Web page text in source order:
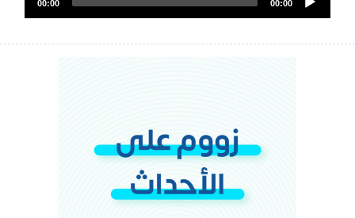
Player
00:00
00:00